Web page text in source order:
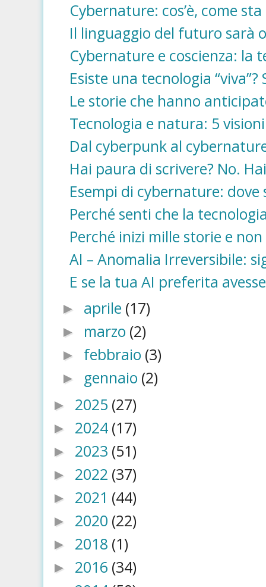
Cybernature: cos’è, come
Il linguaggio del futuro sarà
Cybernature e coscienza: la
Esiste una tecnologia
Le storie che hanno
Tecnologia e natura: 5
Dal cyberpunk al
Hai paura di scrivere? No.
Esempi di cybernature:
Perché senti che la
Perché inizi mille storie e
AI – Anomalia Irreversibile:
E se la tua AI preferita
► aprile (17)
► marzo (2)
► febbraio (3)
► gennaio (2)
► 2025 (27)
► 2024 (17)
► 2023 (51)
► 2022 (37)
► 2021 (44)
► 2020 (22)
► 2018 (1)
► 2016 (34)